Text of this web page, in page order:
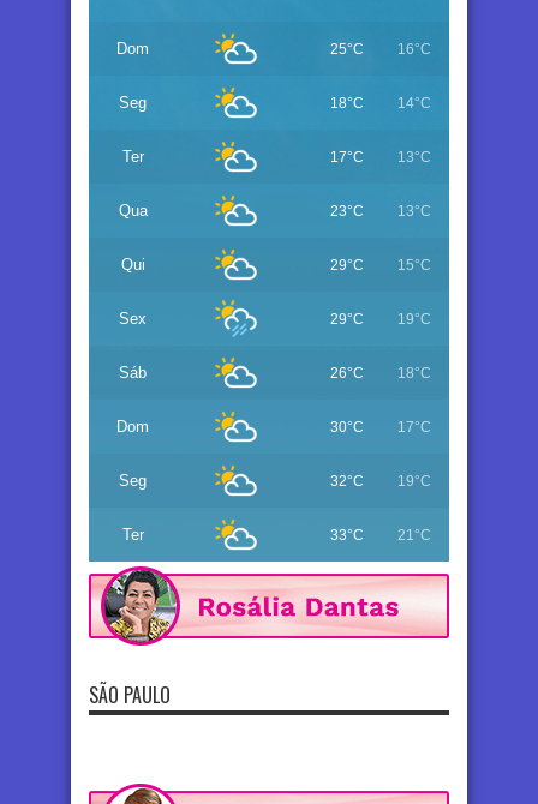
Dom 25°C 16°C
Seg 18°C 14°C
Ter 17°C 13°C
Qua 23°C 13°C
Qui 29°C 15°C
Sex 29°C 19°C
Sáb 26°C 18°C
Dom 30°C 17°C
Seg 32°C 19°C
Ter 33°C 21°C
SÃO PAULO